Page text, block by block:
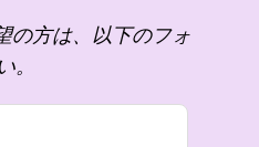
の方は、以下のフォ